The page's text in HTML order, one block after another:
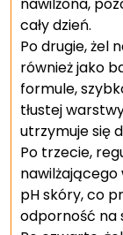
cały dzień.
Po drugie, żel
również jako
formule,
tłustej
utrzymuje się
Po trzecie,
pH skóry, co
odporność na